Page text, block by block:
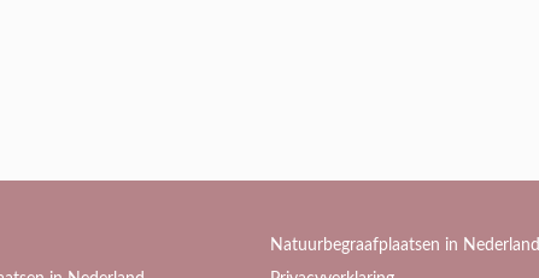
Natuurbegraafplaatsen in Nederland